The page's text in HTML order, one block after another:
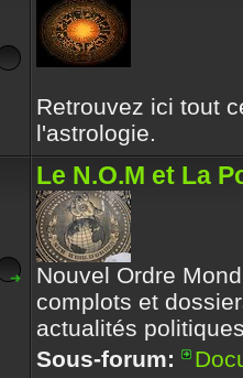
Retrouvez ici tout
l'astrologie.
Le N.O.M et La
Nouvel Ordre
complots et
actualités
Sous-forum: